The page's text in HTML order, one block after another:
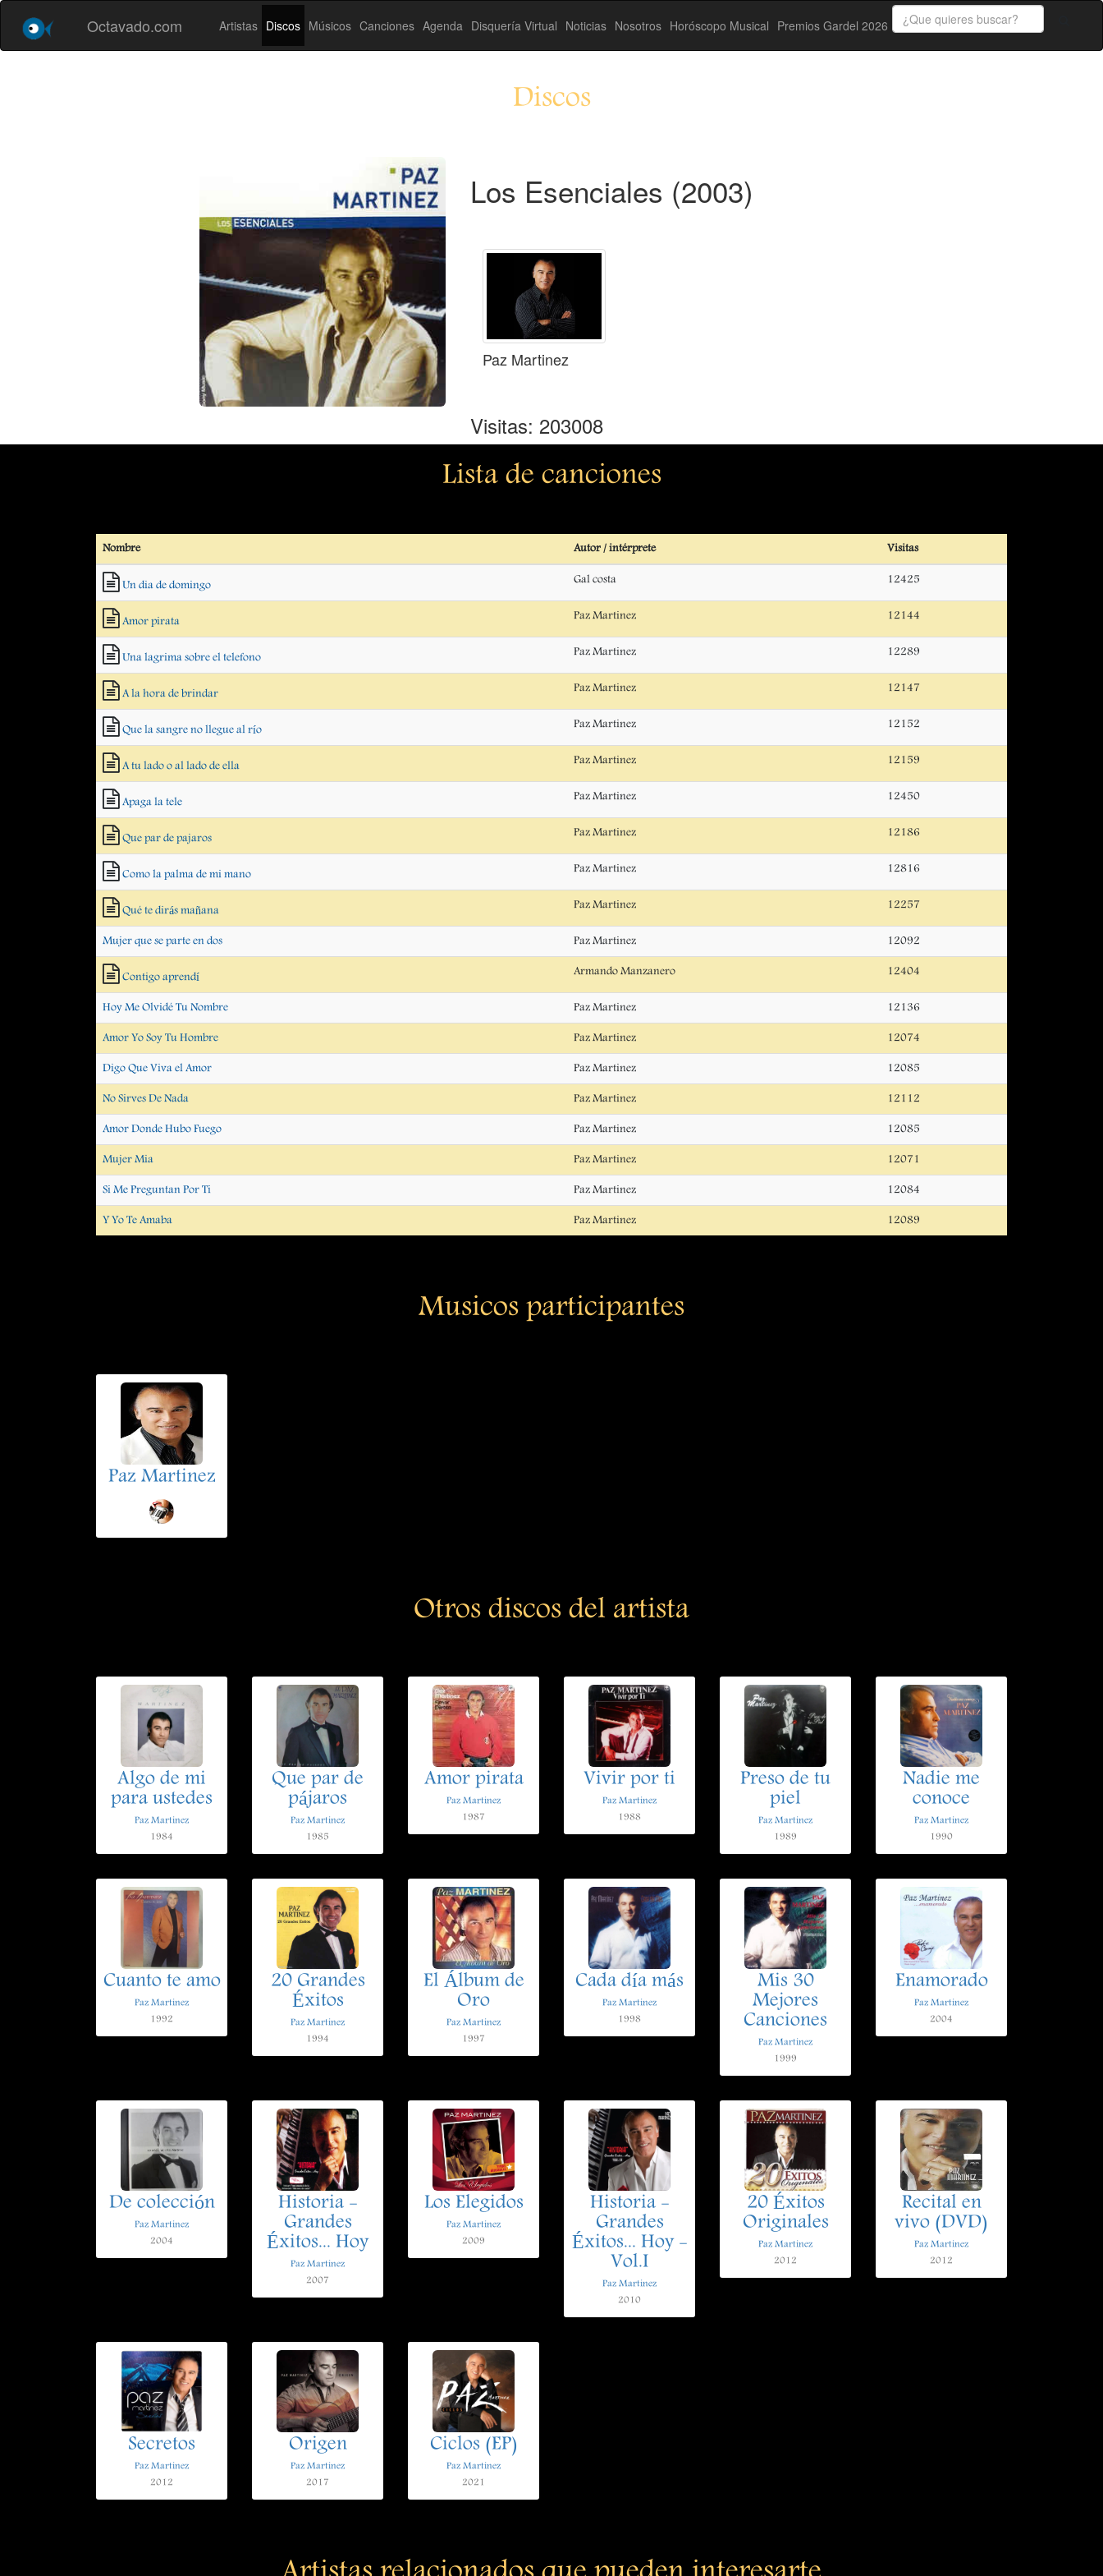
Octavado.com Artistas Discos Músicos Canciones Agenda Disquería Virtual Noticias Nosotros Horóscopo Musical Premios Gardel 2026
Discos
Los Esenciales (2003)
Paz Martinez
Visitas: 203008
Lista de canciones
Nombre Autor / intérprete Visitas
Un dia de domingo Gal costa 12425
Amor pirata Paz Martinez 12144
Una lagrima sobre el telefono Paz Martinez 12289
A la hora de brindar Paz Martinez 12147
Que la sangre no llegue al río Paz Martinez 12152
A tu lado o al lado de ella Paz Martinez 12159
Apaga la tele Paz Martinez 12450
Que par de pajaros Paz Martinez 12186
Como la palma de mi mano Paz Martinez 12816
Qué te dirás mañana Paz Martinez 12257
Mujer que se parte en dos Paz Martinez 12092
Contigo aprendí Armando Manzanero 12404
Hoy Me Olvidé Tu Nombre Paz Martinez 12136
Amor Yo Soy Tu Hombre Paz Martinez 12074
Digo Que Viva el Amor Paz Martinez 12085
No Sirves De Nada Paz Martinez 12112
Amor Donde Hubo Fuego Paz Martinez 12085
Mujer Mia Paz Martinez 12071
Si Me Preguntan Por Ti Paz Martinez 12084
Y Yo Te Amaba Paz Martinez 12089
Musicos participantes
Paz Martinez
Otros discos del artista
Algo de mi
para ustedes
Paz Martinez
1984
Que par de
pájaros
Paz Martinez
1985
Amor pirata
Paz Martinez
1987
Vivir por ti
Paz Martinez
1988
Preso de tu
piel
Paz Martinez
1989
Nadie me
conoce
Paz Martinez
1990
Cuanto te amo
Paz Martinez
1992
20 Grandes
Éxitos
Paz Martinez
1994
El Álbum de
Oro
Paz Martinez
1997
Cada día más
Paz Martinez
1998
Mis 30
Mejores
Canciones
Paz Martinez
1999
Enamorado
Paz Martinez
2004
De colección
Paz Martinez
2004
Historia -
Grandes
Éxitos... Hoy
Paz Martinez
2007
Los Elegidos
Paz Martinez
2009
Historia -
Grandes
Éxitos... Hoy -
Vol.I
Paz Martinez
2010
20 Éxitos
Originales
Paz Martinez
2012
Recital en
vivo (DVD)
Paz Martinez
2012
Secretos
Paz Martinez
2012
Origen
Paz Martinez
2017
Ciclos (EP)
Paz Martinez
2021